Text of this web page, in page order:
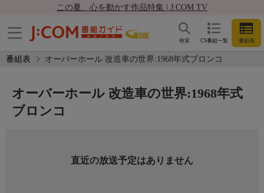
この夏、心を動かす作品特集 | J:COM TV
CS番組一覧 番組表
検索
番組表 オーバーホール 改造車の世界:1968年式ブロンコ
オーバーホール 改造車の世界:1968年式
ブロンコ
直近の放送予定はありません